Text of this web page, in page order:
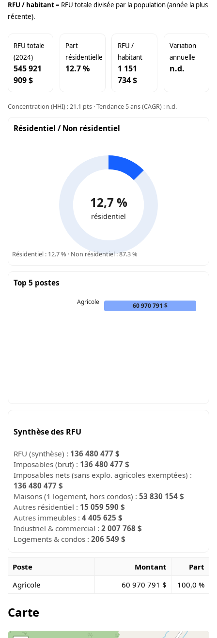
RFU / habitant= RFU totale divisée par la population (année la plus
récente).
RFU totale
(2024)
545 921
909 $
Part
résidentielle
12.7 %
RFU /
habitant
1 151
734 $
Variation
annuelle
n.d.
Concentration (HHI) : 21.1 pts · Tendance 5 ans (CAGR) : n.d.
Résidentiel / Non résidentiel
12,7 %
résidentiel
Résidentiel : 12.7 % · Non résidentiel : 87.3 %
Top 5 postes
Agricole 60 970 791 $
Synthèse des RFU
RFU (synthèse) : 136 480 477 $
Imposables (brut) : 136 480 477 $
Imposables nets (sans explo. agricoles exemptées) :
136 480 477 $
Maisons (1 logement, hors condos) :53 830 154 $
Autres résidentiel : 15 059 590 $
Autres immeubles :4 405 625 $
Industriel & commercial :2 007 768 $
Logements & condos :206 549 $
Poste Montant
Part
Agricole
60 970 791 $ 100,0 %
Carte